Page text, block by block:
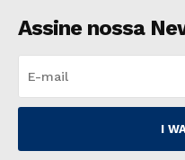
Assine nossa
I